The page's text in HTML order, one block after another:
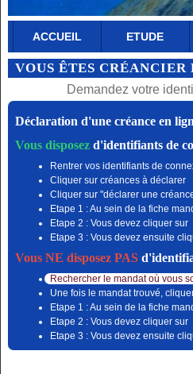
ACCUEIL ETUDE
VOUS ÊTES
Demandez votre
Déclaration d'une créance en
Vous disposezd'identifiants de
Rentrer vos identifiants de
Cliquer sur créances à déclarer
Cliquer sur "déclarer une
Etape 1 : Au sein de la fiche
Etape 2 : Vous devez cliquer
Etape 3 : Vous devez ensuite
Vous NE disposez PAS
Rechercher le mandat où vous
Une fois le mandat trouvé,
Etape 1 : Au sein de la fiche
Etape 2 : Vous devez cliquer
Etape 3 : Vous devez ensuite